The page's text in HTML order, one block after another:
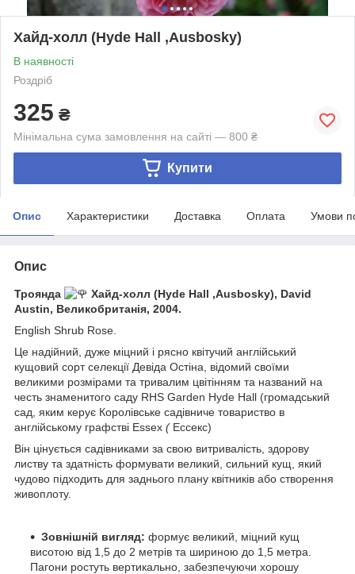
Хайд-холл (Hyde Hall ,Ausbosky)
В наявності
Роздріб
325 ₴
Мінімальна сума замовлення на сайті — 800 ₴
Купити
Опис Характеристики Доставка Оплата Умови
Опис
Троянда Хайд-холл (Hyde Hall ,Ausbosky), David
Austin, Великобританія, 2004.
English Shrub Rose.
Це надійний, дуже міцний і рясно квітучий англійський
кущовий сорт селекції Девіда Остіна, відомий своїми
великими розмірами та тривалим цвітінням та названий на
честь знаменитого саду RHS Garden Hyde Hall (громадський
сад, яким керує Королівське садівниче товариство в
англійському графстві Essex (Ессекс)
Він цінується садівниками за свою витривалість, здорову
листву та здатність формувати великий, сильний кущ, який
чудово підходить для заднього плану квітників або створення
живоплоту.
Зовнішній вигляд: формує великий, міцний кущ
висотою від 1,5 до 2 метрів та шириною до 1,5 метра.
Пагони ростуть вертикально, забезпечуючи хорошу